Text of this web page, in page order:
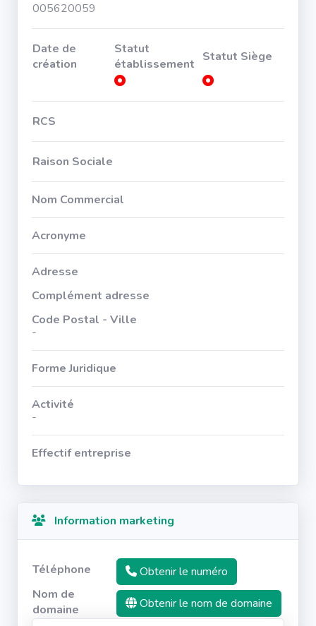
005620059
Date de
création
Statut
établissement Statut Siège
RCS
Raison Sociale
Nom Commercial
Acronyme
Adresse
Complément adresse
Code Postal - Ville
-
Forme Juridique
Activité
-
Effectif entreprise
Information marketing
Téléphone
Obtenir le numéro
Nom de
domaine
Obtenir le nom de domaine